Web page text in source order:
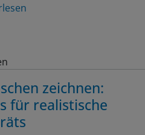
zeichnen:
für realistische